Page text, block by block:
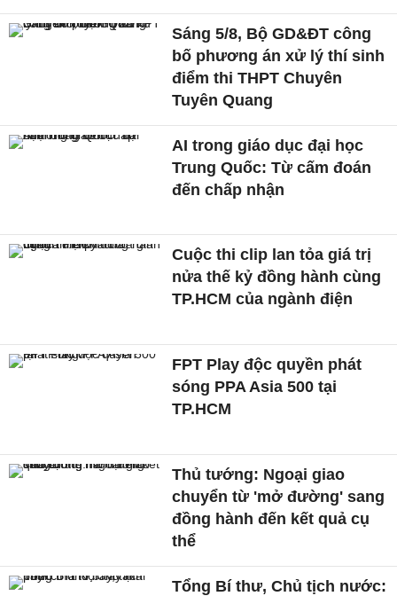
Sáng 5/8, Bộ GD&ĐT công
bố phương án xử lý thí sinh
điểm thi THPT Chuyên
Tuyên Quang
AI trong giáo dục đại học
Trung Quốc: Từ cấm đoán
đến chấp nhận
Cuộc thi clip lan tỏa giá trị
nửa thế kỷ đồng hành cùng
TP.HCM của ngành điện
FPT Play độc quyền phát
sóng PPA Asia 500 tại
TP.HCM
Thủ tướng: Ngoại giao
chuyển từ 'mở đường' sang
đồng hành đến kết quả cụ
thể
Tổng Bí thư, Chủ tịch nước: